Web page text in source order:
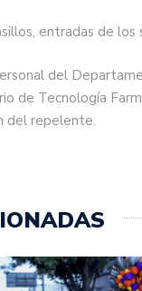
entradas de los
del
de Tecnología
del repelente.